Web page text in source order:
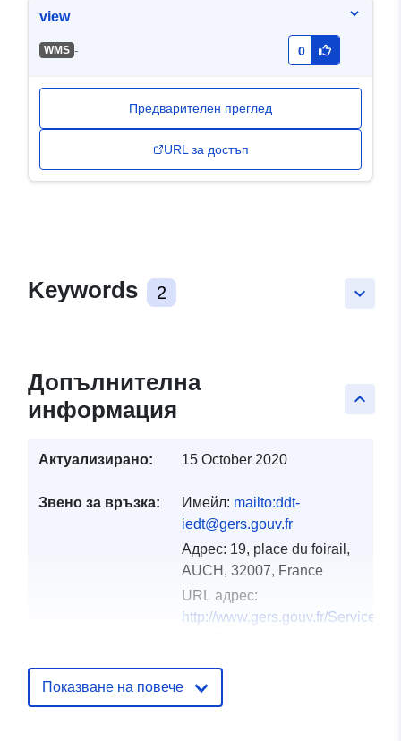
view
WMS - 0
Предварителен преглед
URL за достъп
keyboard_arrow_down
Keywords 2
keyboard_arrow_up
Допълнителна
информация
Актуализирано: 15 October 2020
Звено за връзка: Имейл: mailto:ddt-
iedt@gers.gouv.fr
Адрес: 19, place du foirail,
AUCH, 32007, France
URL адрес:
http://www.gers.gouv.fr/Services-
Каталожен
Добавено към data.europa.eu:
Показване на повече